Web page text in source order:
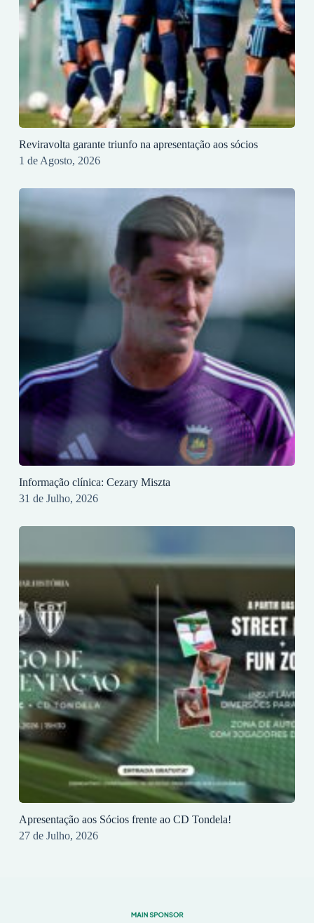
Reviravolta garante triunfo na apresentação aos sócios
1 de Agosto, 2026
Informação clínica: Cezary Miszta
31 de Julho, 2026
Apresentação aos Sócios frente ao CD Tondela!
27 de Julho, 2026